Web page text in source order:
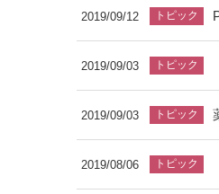
2019/09/12
2019/09/03
2019/09/03
2019/08/06